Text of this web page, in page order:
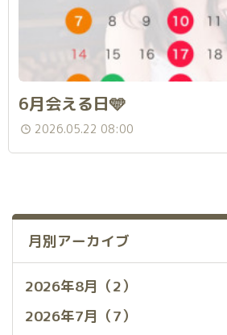
6月会える日🩵
2026.05.22 08:00
月別アーカイブ
2026年8月（2）
2026年7月（7）